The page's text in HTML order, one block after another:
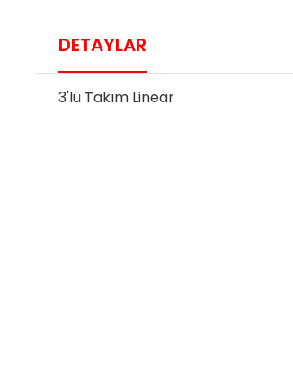
DETAYLAR
3'lü Takım Linear